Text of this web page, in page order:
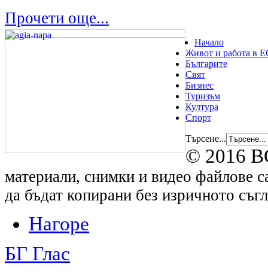
Прочети още...
Начало
Живот и работа в
Българите
Свят
Бизнес
Туризъм
Култура
Спорт
Търсене...
© 2016
материали, снимки и видео файлове
да бъдат копирани без изричното
Нагоре
БГ Глас